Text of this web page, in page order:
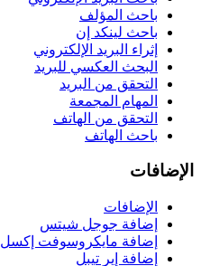
باحث المؤلف
باحث لينكد إن
إثراء البريد الإلكتروني
البحث العكسي للبريد
التحقق من البريد
المهام المجمعة
التحقق من الهاتف
باحث الهاتف
الإضافات
الإضافات
إضافة جوجل شيتس
إضافة مايكروسوفت إكسل
إضافة إير تيبل